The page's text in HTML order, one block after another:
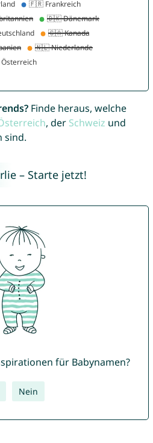
Finde heraus, welche
, der Schweiz und
sind.
– Starte jetzt!
für Babynamen?
Nein